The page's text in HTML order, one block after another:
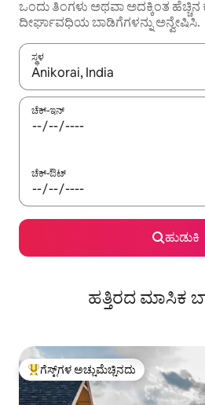
ಒಂದು ತಿಂಗಳು ಅಥವಾ ಅದಕ್ಕಿಂತ
ದೀರ್ಘಾವಧಿಯ ಬಾಡಿಗೆಗಳನ್ನು ಅನ್ವೇಷಿಸಿ.
ಸ್ಥಳ
ಫಲಿತಾಂಶಗಳು ಲಭ್ಯವಿರುವಾಗ, ಅಪ್
ಚೆಕ್-ಇನ್
ಚೆಕ್-ಔಟ್
ಹುಡುಕಿ
ಹತ್ತಿರದ ಮಾಸಿಕ
ಗೆಸ್ಟ್‌ಗಳಿಗೆ ಅತಿ ಹೆಚ್ಚು ಅಚ್ಚುಮೆಚ್ಚಿನದು
ಗೆಸ್ಟ್‌ಗಳ ಅಚ್ಚುಮೆಚ್ಚಿನದು